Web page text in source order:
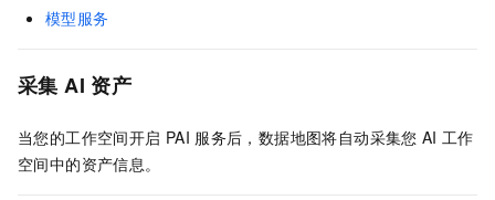
模型服务
采集 AI 资产
当您的工作空间开启 PAI 服务后，数据地图将自动采集您 AI 工作
空间中的资产信息。